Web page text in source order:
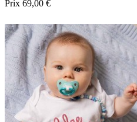
Prix 69,00 €
 Aperçu rapide
Blanc
Gris Noir Bordeau Bleu foncé